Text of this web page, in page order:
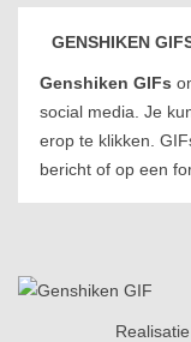
GENSHIKEN
Genshiken GIFs
social media. Je
erop te klikken.
bericht of op een